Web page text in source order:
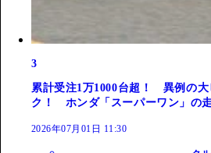
3
累計受注1万1000台超！ 異例の大
ク！ ホンダ「スーパーワン」の
2026年07月01日 11:30